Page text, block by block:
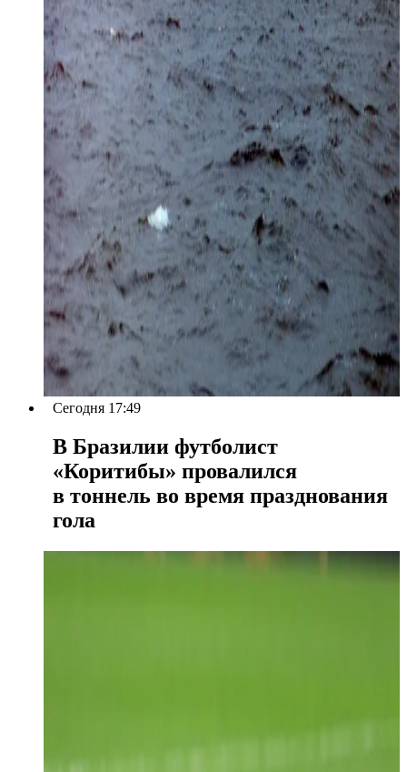
Сегодня 17:49
В Бразилии футболист
«Коритибы» провалился
в тоннель во время празднования
гола